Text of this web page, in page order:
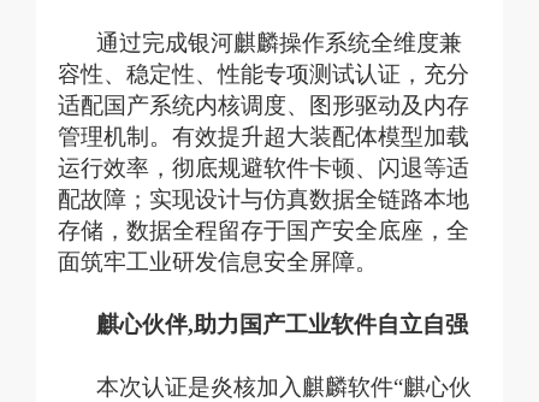
通过完成银河麒麟操作系统全维度兼
容性、稳定性、性能专项测试认证，充分
适配国产系统内核调度、图形驱动及内存
管理机制。有效提升超大装配体模型加载
运行效率，彻底规避软件卡顿、闪退等适
配故障；实现设计与仿真数据全链路本地
存储，数据全程留存于国产安全底座，全
面筑牢工业研发信息安全屏障。
麒心伙伴,助力国产工业软件自立自强
本次认证是炎核加入麒麟软件“麒心伙